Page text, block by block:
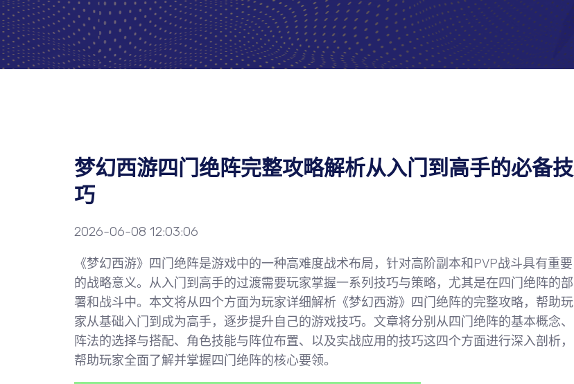
梦幻西游四门绝阵完整攻略解析从入门到高手的必备技
巧
2026-06-08 12:03:06
《梦幻西游》四门绝阵是游戏中的一种高难度战术布局，针对高阶副本和PVP战斗具有重要
的战略意义。从入门到高手的过渡需要玩家掌握一系列技巧与策略，尤其是在四门绝阵的部
署和战斗中。本文将从四个方面为玩家详细解析《梦幻西游》四门绝阵的完整攻略，帮助玩
家从基础入门到成为高手，逐步提升自己的游戏技巧。文章将分别从四门绝阵的基本概念、
阵法的选择与搭配、角色技能与阵位布置、以及实战应用的技巧这四个方面进行深入剖析，
帮助玩家全面了解并掌握四门绝阵的核心要领。